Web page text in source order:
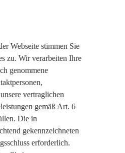
Webseite stimmen Sie
zu. Wir verarbeiten Ihre
genommene
vertraglichen
gemäß Art. 6
Die in
gekennzeichneten
erforderlich.